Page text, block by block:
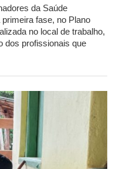
da Saúde
fase, no Plano
no local de trabalho,
dos profissionais que